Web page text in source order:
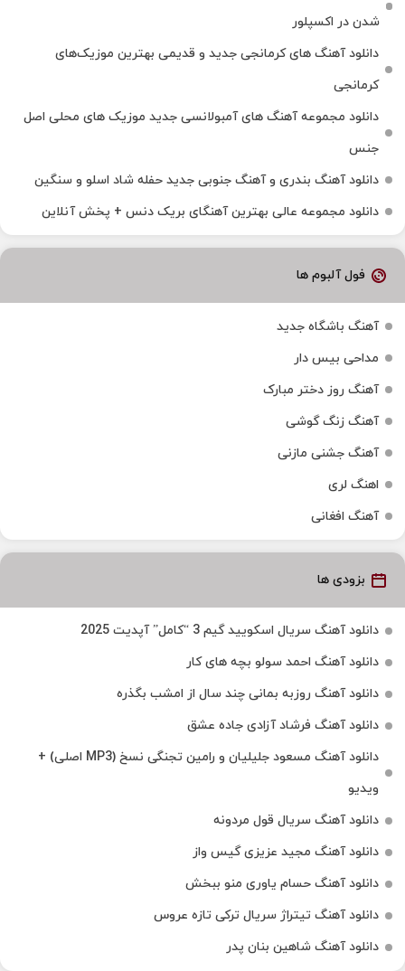
شدن در اکسپلور
دانلود آهنگ‌ های کرمانجی جدید و قدیمی بهترین موزیک‌های
کرمانجی
دانلود مجموعه آهنگ های آمبولانسی جدید موزیک های محلی اصل
جنس
دانلود آهنگ بندری و آهنگ جنوبی جدید حفله شاد اسلو و سنگین
دانلود مجموعه عالی بهترین آهنگای بریک دنس + پخش آنلاین
فول آلبوم ها
آهنگ باشگاه جدید
مداحی بیس دار
آهنگ روز دختر مبارک
آهنگ زنگ گوشی
آهنگ جشنی مازنی
اهنگ لری
آهنگ افغانی
بزودی ها
دانلود آهنگ سریال اسکویید گیم 3 “کامل” آپدیت 2025
دانلود آهنگ احمد سولو بچه های کار
دانلود آهنگ روزبه بمانی چند سال از امشب بگذره
دانلود آهنگ فرشاد آزادی جاده عشق
دانلود آهنگ مسعود جلیلیان و رامین تجنگی نسخ (MP3 اصلی) +
ویدیو
دانلود آهنگ سریال قول مردونه
دانلود آهنگ مجید عزیزی گیس واز
دانلود آهنگ حسام یاوری منو ببخش
دانلود آهنگ تیتراژ سریال ترکی تازه عروس
دانلود آهنگ شاهین بنان پدر